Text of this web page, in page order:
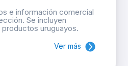
e información comercial
Se incluyen
uruguayos.
Ver más